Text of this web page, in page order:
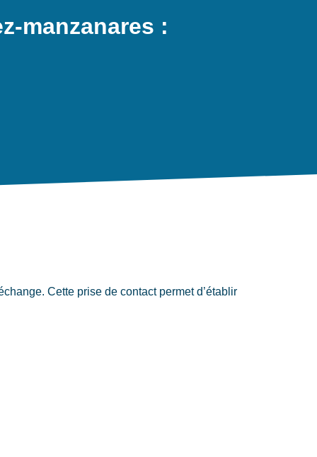
manzanares :
Cette prise de contact permet d’établir